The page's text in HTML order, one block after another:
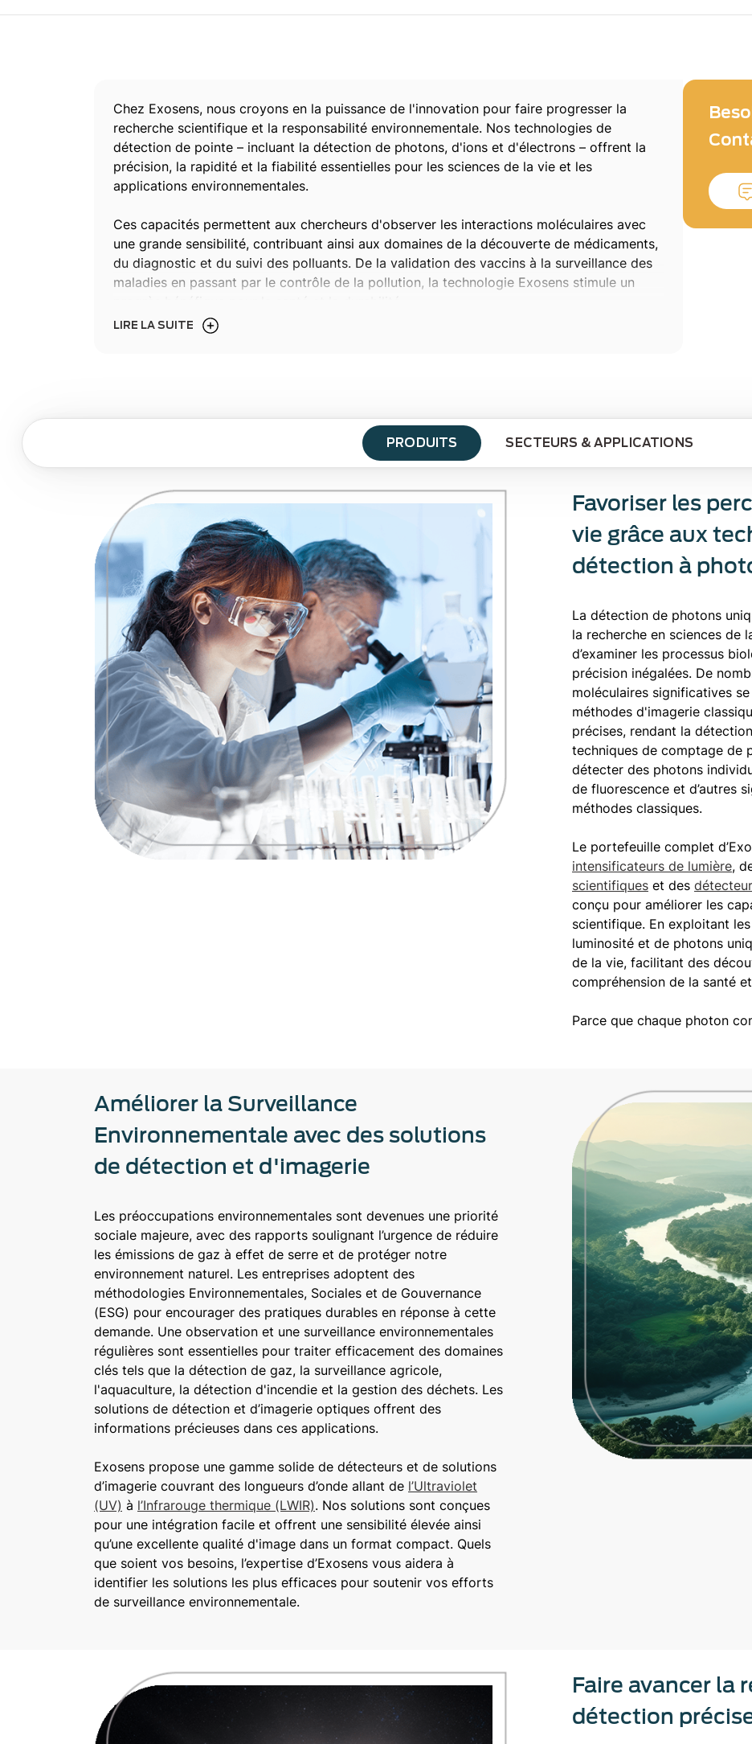
Chez Exosens, nous croyons en la puissance de l'innovation pour faire progresser la
recherche scientifique et la responsabilité environnementale. Nos technologies de
détection de pointe – incluant la détection de photons, d'ions et d'électrons – offrent la
précision, la rapidité et la fiabilité essentielles pour les sciences de la vie et les
applications environnementales.
Ces capacités permettent aux chercheurs d'observer les interactions moléculaires avec
une grande sensibilité, contribuant ainsi aux domaines de la découverte de médicaments,
du diagnostic et du suivi des polluants. De la validation des vaccins à la surveillance des
maladies en passant par le contrôle de la pollution, la technologie Exosens stimule un
LIRE LA SUITE
PRODUITS SECTEURS & APPLICATIONS
Favoriser les
vie grâce aux
détection à
La détection de photons
la recherche en sciences de
d’examiner les processus
précision inégalées. De
moléculaires significatives
méthodes d'imagerie
précises, rendant la
techniques de comptage de
détecter des photons
de fluorescence et d’autres
méthodes classiques.
Le portefeuille complet
intensificateurs de lumière,
scientifiques et des
conçu pour améliorer les
scientifique. En exploitant
luminosité et de photons
de la vie, facilitant des
compréhension de la santé
Parce que chaque photon
Améliorer la Surveillance
Environnementale avec des solutions
de détection et d'imagerie
Les préoccupations environnementales sont devenues une priorité
sociale majeure, avec des rapports soulignant l’urgence de réduire
les émissions de gaz à effet de serre et de protéger notre
environnement naturel. Les entreprises adoptent des
méthodologies Environnementales, Sociales et de Gouvernance
(ESG) pour encourager des pratiques durables en réponse à cette
demande. Une observation et une surveillance environnementales
régulières sont essentielles pour traiter efficacement des domaines
clés tels que la détection de gaz, la surveillance agricole,
l'aquaculture, la détection d'incendie et la gestion des déchets. Les
solutions de détection et d’imagerie optiques offrent des
informations précieuses dans ces applications.
Exosens propose une gamme solide de détecteurs et de solutions
d’imagerie couvrant des longueurs d’onde allant de l’Ultraviolet
(UV) à l’Infrarouge thermique (LWIR). Nos solutions sont conçues
pour une intégration facile et offrent une sensibilité élevée ainsi
qu’une excellente qualité d'image dans un format compact. Quels
que soient vos besoins, l’expertise d’Exosens vous aidera à
identifier les solutions les plus efficaces pour soutenir vos efforts
de surveillance environnementale.
Faire avancer la
détection